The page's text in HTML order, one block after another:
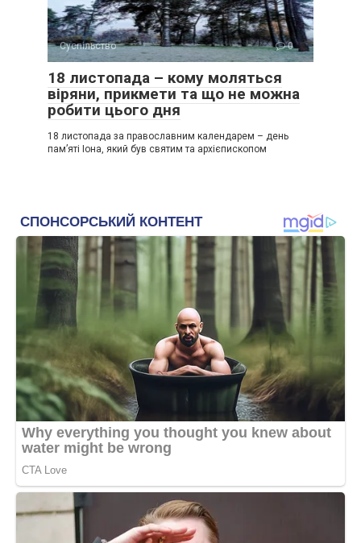
Суспільство 0
18 листопада – кому моляться
віряни, прикмети та що не можна
робити цього дня
18 листопада за православним календарем – день
пам’яті Іона, який був святим та архієпископом